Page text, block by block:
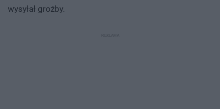
wysyłał groźby.